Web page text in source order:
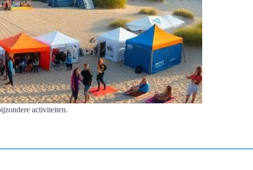
activiteiten.